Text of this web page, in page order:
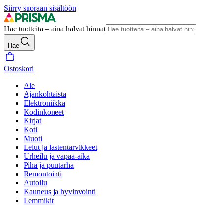
Siirry suoraan sisältöön
Hae tuotteita – aina halvat hinnat
Hae
Ostoskori
Ale
Ajankohtaista
Elektroniikka
Kodinkoneet
Kirjat
Koti
Muoti
Lelut ja lastentarvikkeet
Urheilu ja vapaa-aika
Piha ja puutarha
Remontointi
Autoilu
Kauneus ja hyvinvointi
Lemmikit